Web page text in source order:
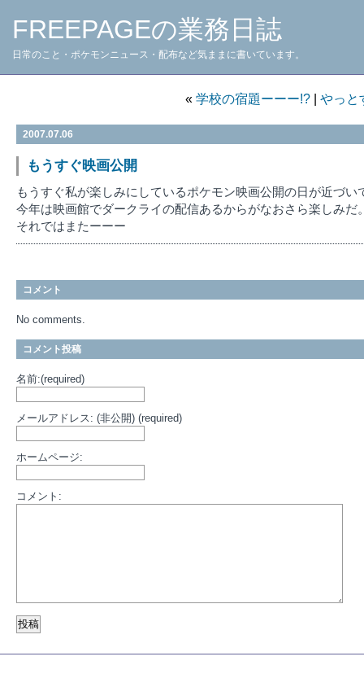
FREEPAGEの業務日誌
日常のこと・ポケモンニュース・配布など気ままに書いています。
« 学校の宿題ーーー!? やっと
2007.07.06
もうすぐ映画公開
もうすぐ私が楽しみにしているポケモン映画公開の日が近づい
今年は映画館でダークライの配信あるからがなおさら楽しみだ
それではまたーーー
コメント
No comments.
コメント投稿
名前:(required)
メールアドレス: (非公開) (required)
ホームページ:
コメント: